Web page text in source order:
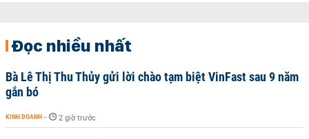
Đọc nhiều nhất
Bà Lê Thị Thu Thủy gửi lời chào tạm biệt VinFast sau 9 năm
gắn bó
KINH DOANH - 2 giờ trước